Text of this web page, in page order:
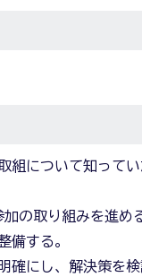
組について知って
の取り組みを進め
備する。
確にし、解決策を